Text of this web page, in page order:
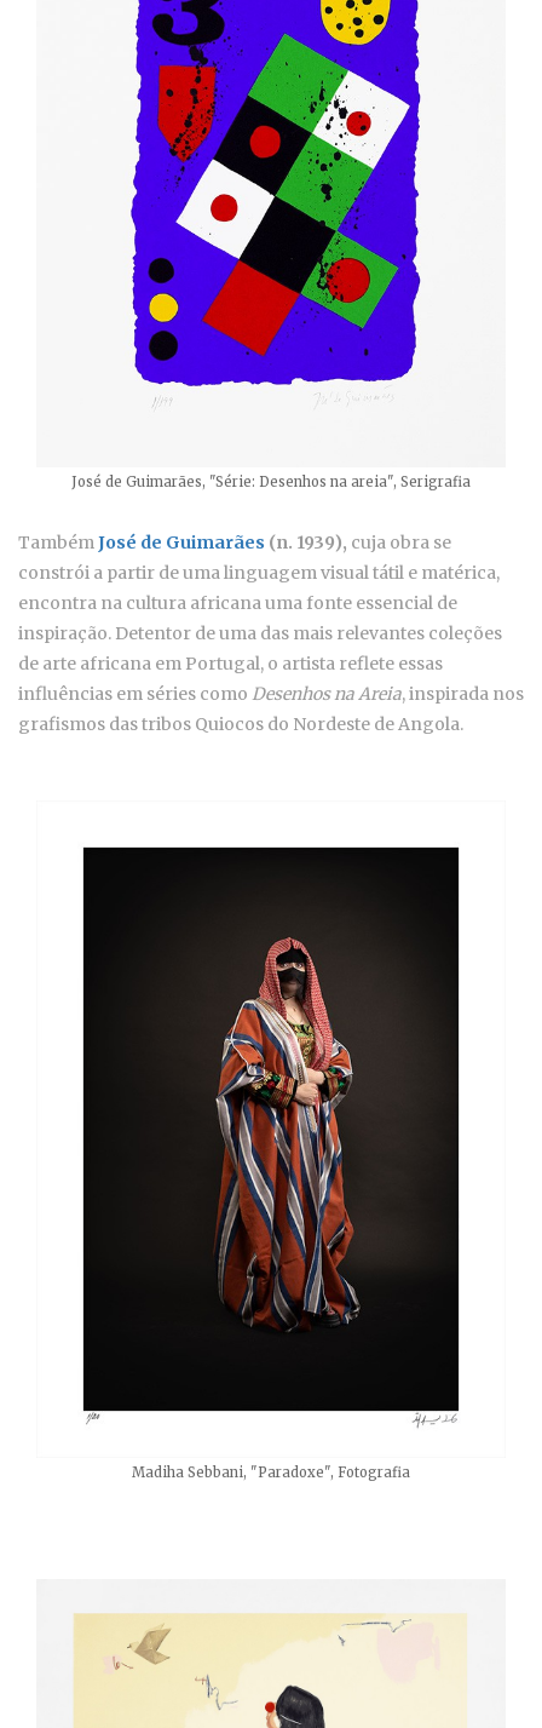
José de Guimarães, "Série: Desenhos na areia", Serigrafia
TambémJosé de Guimarães (n. 1939), cuja obra se
constrói a partir de uma linguagem visual tátil e matérica,
encontra na cultura africana uma fonte essencial de
inspiração. Detentor de uma das mais relevantes coleções
de arte africana em Portugal, o artista reflete essas
influências em séries como Desenhos na Areia, inspirada nos
grafismos das tribos Quiocos do Nordeste de Angola.
Madiha Sebbani, "Paradoxe", Fotografia